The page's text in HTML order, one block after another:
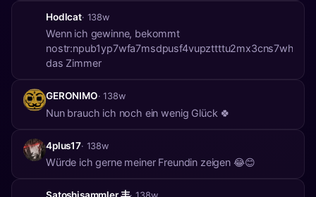
Hodlcat· 138w
Wenn ich gewinne, bekommt
das Zimmer
GERONIMO· 138w
Nun brauch ich noch ein wenig Glück 🍀
4plus17· 138w
Würde ich gerne meiner Freundin zeigen 😂😊